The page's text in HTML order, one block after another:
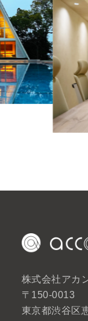
株式会社アカ
〒150-0013
東京都渋谷区